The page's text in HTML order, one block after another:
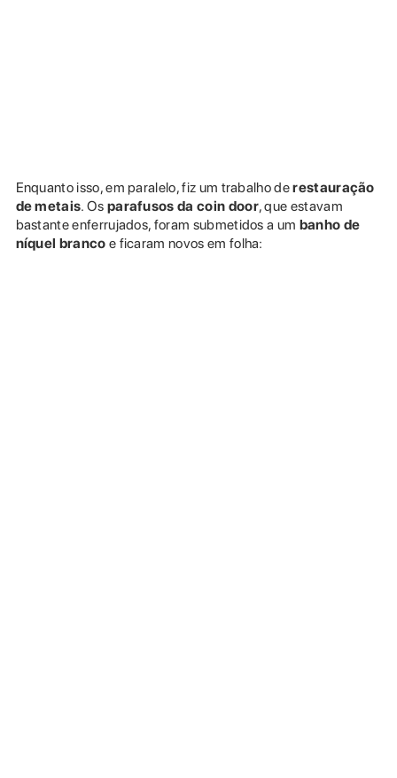
Enquanto isso, em paralelo, fiz um trabalho derestauração
de metais. Os parafusos da coin door, que estavam
bastante enferrujados, foram submetidos a um banho de
níquel branco e ficaram novos em folha: